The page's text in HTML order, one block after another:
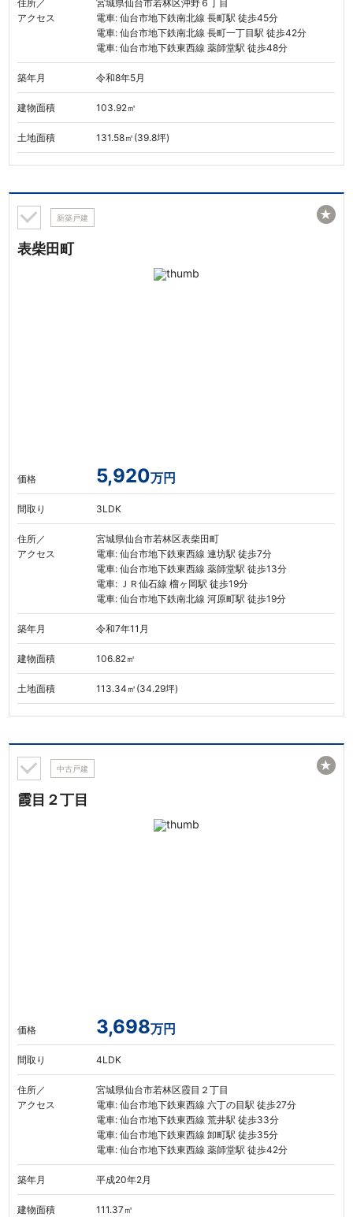
住所／
アクセス
宮城県仙台市若林区沖野６丁目
電車: 仙台市地下鉄南北線 長町駅 徒歩45分
電車: 仙台市地下鉄南北線 長町一丁目駅 徒歩42分
電車: 仙台市地下鉄東西線 薬師堂駅 徒歩48分
築年月 令和8年5月
建物面積 103.92㎡
土地面積 131.58㎡(39.8坪)
新築戸建
表柴田町
価格 5,920万円
間取り 3LDK
住所／
アクセス
宮城県仙台市若林区表柴田町
電車: 仙台市地下鉄東西線 連坊駅 徒歩7分
電車: 仙台市地下鉄東西線 薬師堂駅 徒歩13分
電車: ＪＲ仙石線 榴ヶ岡駅 徒歩19分
電車: 仙台市地下鉄南北線 河原町駅 徒歩19分
築年月 令和7年11月
建物面積 106.82㎡
土地面積 113.34㎡(34.29坪)
★
中古戸建
霞目２丁目
価格 3,698万円
間取り 4LDK
住所／
アクセス
宮城県仙台市若林区霞目２丁目
電車: 仙台市地下鉄東西線 六丁の目駅 徒歩27分
電車: 仙台市地下鉄東西線 荒井駅 徒歩33分
電車: 仙台市地下鉄東西線 卸町駅 徒歩35分
電車: 仙台市地下鉄東西線 薬師堂駅 徒歩42分
築年月 平成20年2月
建物面積 111.37㎡
★